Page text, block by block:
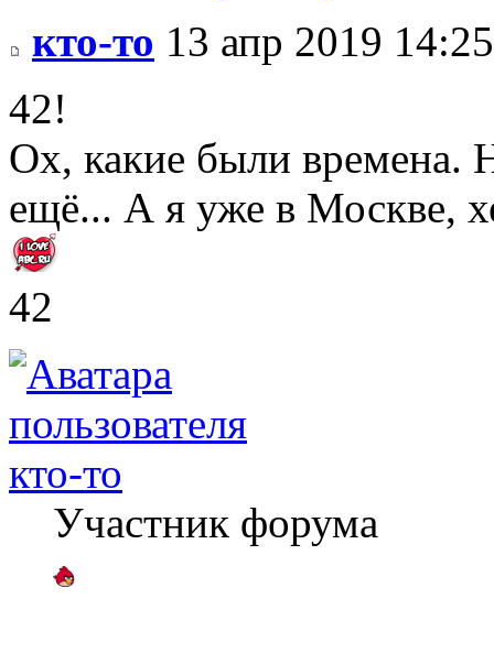
кто-то 13 апр 2019 14:25
42!
Ох, какие были времена.
ещё... А я уже в Москве,
42
кто-то
Участник форума